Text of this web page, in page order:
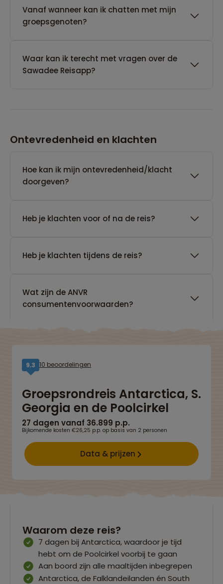
Vanaf wanneer kan ik chatten met mijn
groepsgenoten?
Waar kan ik terecht met vragen over de
Sawadee Reisapp?
Ontevredenheid en klachten
Hoe kan ik mijn ontevredenheid/klacht
doorgeven?
Heb je klachten voor of na de reis?
Heb je klachten tijdens de reis?
Wat zijn de ANVR
consumentenvoorwaarden?
9,3 10 beoordelingen
Groepsrondreis Antarctica, S.
Georgia en de Poolcirkel
27 dagen vanaf 36.899 p.p.
Bijkomende kosten €26,25 p.p. op basis van 2 personen
Data & prijzen
Waarom deze reis?
7 dagen bij Antarctica, waardoor je tijd
hebt om de Poolcirkel voorbij te gaan
Aan boord zijn alle maaltijden inbegrepen
Antarctica, de Falklandeilanden én South